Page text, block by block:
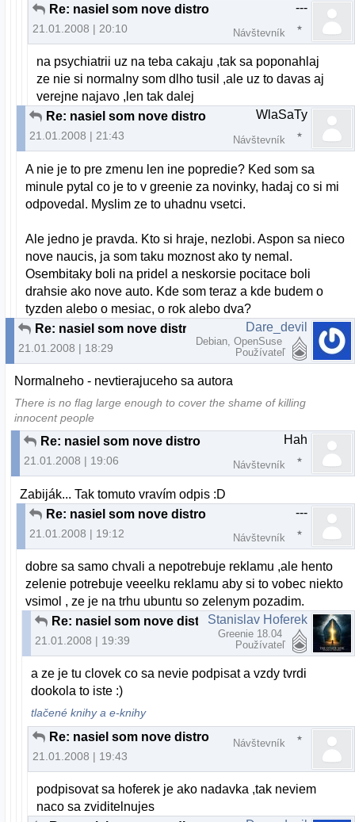
Re: nasiel som nove distro
21.01.2008 | 20:10
---
Návštevník
na psychiatrii uz na teba cakaju ,tak sa poponahlaj
ze nie si normalny som dlho tusil ,ale uz to davas aj
verejne najavo ,len tak dalej
Re: nasiel som nove distro
21.01.2008 | 21:43
WlaSaTy
Návštevník
A nie je to pre zmenu len ine popredie? Ked som sa
minule pytal co je to v greenie za novinky, hadaj co si mi
odpovedal. Myslim ze to uhadnu vsetci.
Ale jedno je pravda. Kto si hraje, nezlobi. Aspon sa nieco
nove naucis, ja som taku moznost ako ty nemal.
Osembitaky boli na pridel a neskorsie pocitace boli
drahsie ako nove auto. Kde som teraz a kde budem o
tyzden alebo o mesiac, o rok alebo dva?
Re: nasiel som nove distro
21.01.2008 | 18:29
Dare_devil
Debian, OpenSuse
Používateľ
Normalneho - nevtierajuceho sa autora
There is no flag large enough to cover the shame of killing
innocent people
Re: nasiel som nove distro
21.01.2008 | 19:06
Hah
Návštevník
Zabiják... Tak tomuto vravím odpis :D
Re: nasiel som nove distro
21.01.2008 | 19:12
---
Návštevník
dobre sa samo chvali a nepotrebuje reklamu ,ale hento
zelenie potrebuje veeelku reklamu aby si to vobec niekto
vsimol , ze je na trhu ubuntu so zelenym pozadim.
Re: nasiel som nove distro
21.01.2008 | 19:39
Stanislav Hoferek
Greenie 18.04
Používateľ
a ze je tu clovek co sa nevie podpisat a vzdy tvrdi
dookola to iste :)
tlačené knihy a e-knihy
Re: nasiel som nove distro
21.01.2008 | 19:43
Návštevník
podpisovat sa hoferek je ako nadavka ,tak neviem
naco sa zviditelnujes